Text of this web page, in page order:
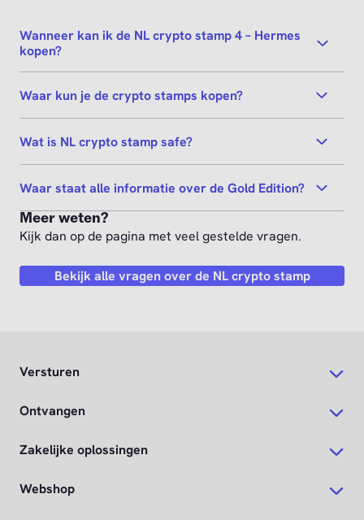
Wanneer kan ik de NL crypto stamp 4 – Hermes
kopen?
Waar kun je de crypto stamps kopen?
Wat is NL crypto stamp safe?
Waar staat alle informatie over de Gold Edition?
Meer weten?
Kijk dan op de pagina met veel gestelde vragen.
Bekijk alle vragen over de NL crypto stamp
Versturen
Ontvangen
Zakelijke oplossingen
Webshop